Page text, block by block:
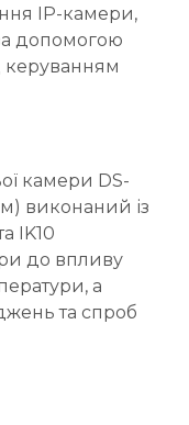
IP-камери,
допомогою
керуванням
камери DS-
виконаний із
IK10
до впливу
а
та спроб